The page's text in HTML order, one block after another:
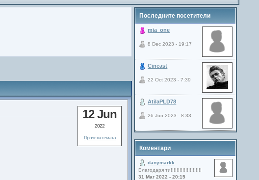
12 Jun
2022
Прочети темата
Последните посетители
mia_one
8 Dec 2023 - 19:17
Cineast
22 Oct 2023 - 7:39
AtilaPLD78
26 Jun 2023 - 8:33
Коментари
danymarkk
Благодаря ти!!!!!!!!!!!!!!!!!!!!!
31 Mar 2022 - 20:15